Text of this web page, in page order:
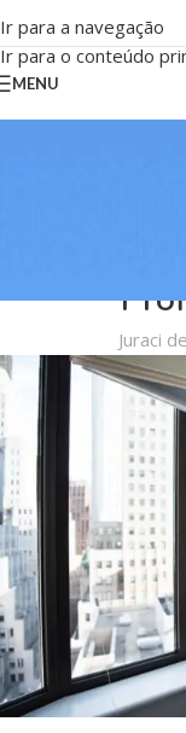
Ir para a navegação
Ir para o conteúdo
MENU
Juraci